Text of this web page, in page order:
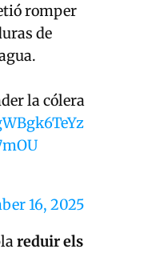
romper
de
la cólera
16, 2025
reduir els